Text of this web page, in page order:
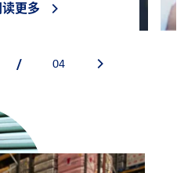
读更多
/ 04